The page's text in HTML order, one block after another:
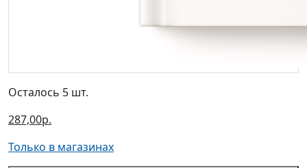
Осталось 5 шт.
287,00р.
Только в магазинах